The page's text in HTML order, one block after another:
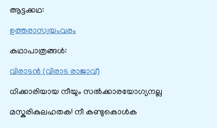
ആട്ടക്കഥ:
ഉത്തരാസ്വയംവരം
കഥാപാത്രങ്ങൾ:
വിരാടൻ (വിരാട രാജാവ്)
ധിക്കാരിയായ നീയും സൽക്കാരയോഗ്യനല്ല
മസ്കരികുലഹതക! നീ കണ്ടുകൊൾക